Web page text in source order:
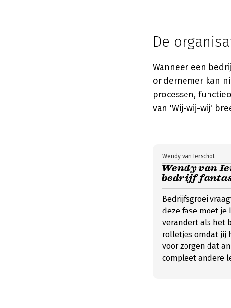
De
Wanneer een
ondernemer kan
processen,
van 'Wij-wij-wij'
Wendy van
bedrijf
Wendy van Ierschot
Bedrijfsgroei
deze fase moet je
verandert als het
rolletjes omdat jij
voor zorgen dat
compleet andere